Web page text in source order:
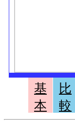
基
本
比
較